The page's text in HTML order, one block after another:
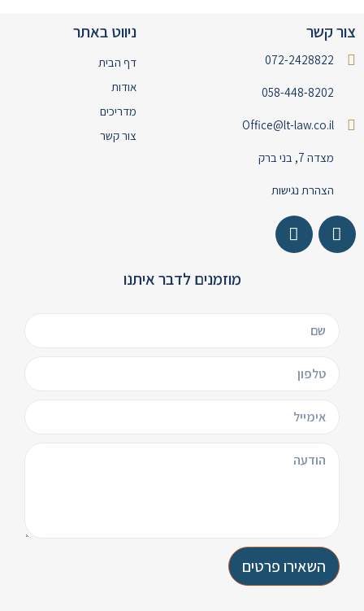
צור קשר
072-2428822
058-448-8202
Office@lt-law.co.il
מצדה 7, בני ברק
הצהרת נגישות
ניווט באתר
דף הבית
אודות
מדריכים
צור קשר
מוזמנים לדבר איתנו
השאירו פרטים